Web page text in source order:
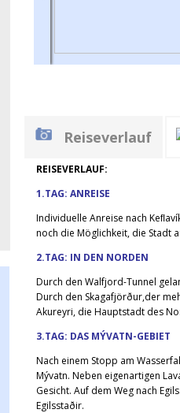
Reiseverlauf
REISEVERLAUF:
1.TAG: ANREISE
Individuelle Anreise nach
noch die Möglichkeit, die Stadt
2.TAG: IN DEN NORDEN
Durch den Walfjord-Tunnel
Durch den Skagafjörður,der
Akureyri, die Hauptstadt des
3.TAG: DAS MÝVATN-GEBIET
Nach einem Stopp am
Mývatn. Neben eigenartigen
Gesicht. Auf dem Weg nach
Egilsstaðir.